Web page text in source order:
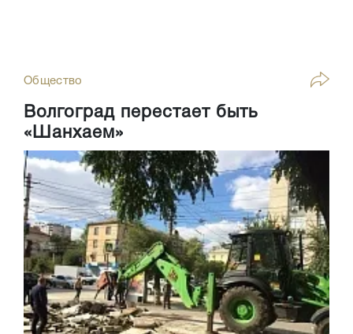
Общество
Волгоград перестает быть
«Шанхаем»